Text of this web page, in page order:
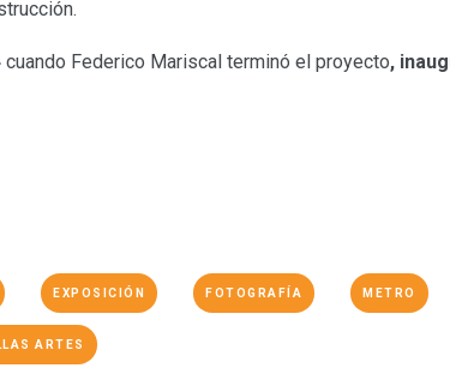
cuando Federico Mariscal terminó el proyecto,
EXPOSICIÓN FOTOGRAFÍA METRO
ARTES